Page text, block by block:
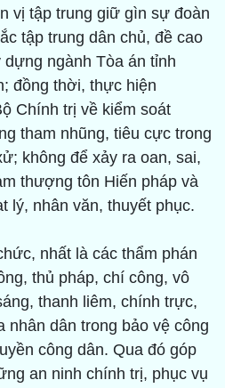
vị tập trung giữ gìn sự đoàn
tập trung dân chủ, đề cao
ngành Tòa án tỉnh
đồng thời, thực hiện
Chính trị về kiểm soát
tham nhũng, tiêu cực trong
không để xảy ra oan, sai,
thượng tôn Hiến pháp và
lý, nhân văn, thuyết phục.
nhất là các thẩm phán
thủ pháp, chí công, vô
thanh liêm, chính trực,
dân trong bảo vệ công
công dân. Qua đó góp
an ninh chính trị, phục vụ